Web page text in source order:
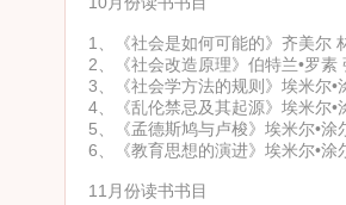
1、《社会是如何可能的》齐美尔
2、《社会改造原理》伯特兰•罗
3、《社会学方法的规则》埃米尔
4、《乱伦禁忌及其起源》埃米尔
5、《孟德斯鸠与卢梭》埃米尔•
6、《教育思想的演进》埃米尔•
11月份读书书目